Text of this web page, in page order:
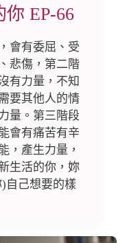
EP-66
會有委屈、受
悲傷，第二階
有力量，不知
要其他人的情
量。第三階段
會有痛苦有辛
，產生力量，
生活的你，妳
自己想要的樣